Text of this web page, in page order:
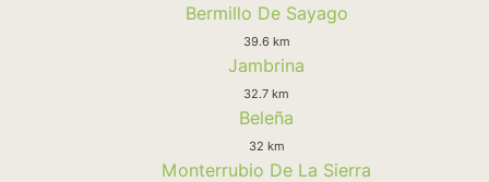
Bermillo De Sayago
39.6 km
Jambrina
32.7 km
Beleña
32 km
Monterrubio De La Sierra